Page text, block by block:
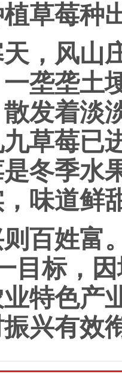
草莓种
，风山
垄垄土
发着淡
草莓已
冬季水
味道鲜
百姓富
目标，
特色产
兴有效